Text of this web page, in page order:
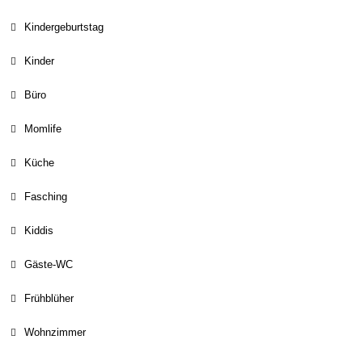
Kindergeburtstag
Kinder
Büro
Momlife
Küche
Fasching
Kiddis
Gäste-WC
Frühblüher
Wohnzimmer